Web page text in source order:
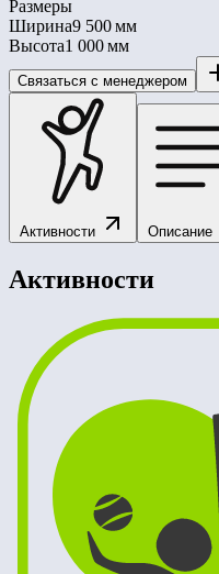
Размеры
Ширина9 500 мм
Высота1 000 мм
Связаться с менеджером
Активности Описание
Активности